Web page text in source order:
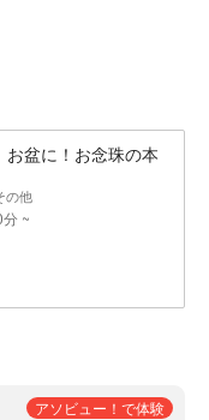
お盆に！お念珠の本
の他
~
アソビュー！で体験